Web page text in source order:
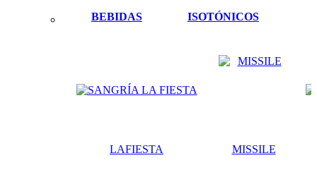
BEBIDAS
ISOTÓNICOS
LAFIESTA MISSILE